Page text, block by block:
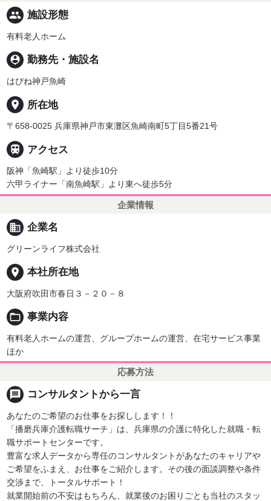
people 施設形態
有料老人ホーム
person_pin 勤務先・施設名
はぴね神戸魚崎
place 所在地
〒658-0025 兵庫県神戸市東灘区魚崎南町5丁目5番21号
 アクセス
阪神「魚崎駅」より徒歩10分
六甲ライナー「南魚崎駅」より東へ徒歩5分
企業情報
business 企業名
グリーンライフ株式会社
place 本社所在地
大阪府吹田市春日３－２０－８
folder_open 事業内容
有料老人ホームの運営、グループホームの運営、在宅サービス事業
ほか
応募方法
message コンサルタントから一言
あなたのご希望のお仕事をお探しします！！
「播磨兵庫介護転職サーチ」は、兵庫県の介護に特化した就職・転
職サポートセンターです。
豊富な求人データから専任のコンサルタントがあなたのキャリアや
ご希望をふまえ、お仕事をご紹介します。その後の面談調整や条件
交渉まで、トータルサポート！
就業開始前の不安はもちろん、就業後のお困りごとも当社のスタッ